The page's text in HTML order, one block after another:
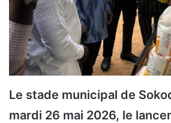
Le stade municipal de
mardi 26 mai 2026, le